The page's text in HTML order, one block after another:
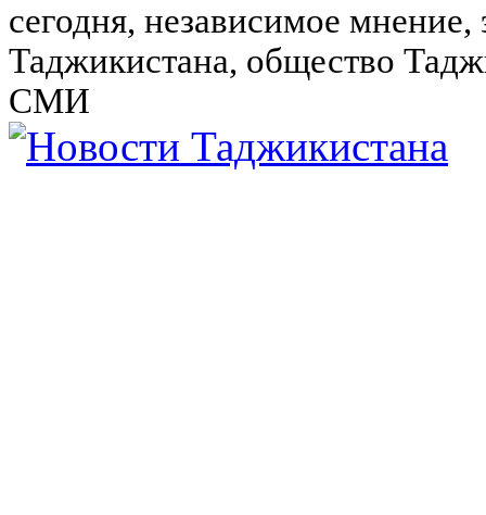
сегодня, независимое
Таджикистана, общество
СМИ